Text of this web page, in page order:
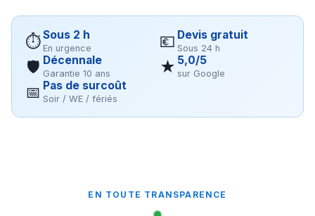
⏱Sous 2 h
En urgence 💶 Devis gratuit
Sous 24 h
🛡 Décennale
Garantie 10 ans ★ 5,0/5
sur Google
📅 Pas de surcoût
Soir / WE / fériés
EN TOUTE TRANSPARENCE